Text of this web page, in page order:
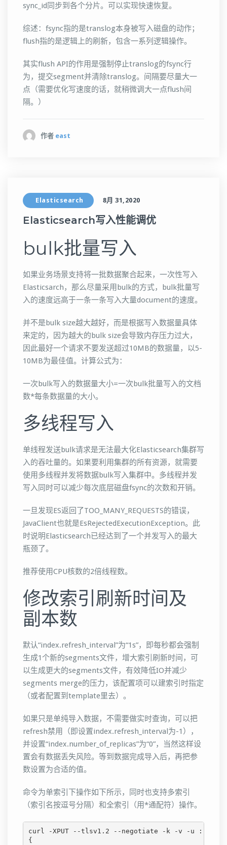
sync_id同步到各个分片。可以实现快速恢复。
综述：fsync指的是translog本身被写入磁盘的动作；
flush指的是逻辑上的刷新，包含一系列逻辑操作。
其实flush API的作用是强制停止translog的fsync行
为，提交segment并清除translog。间隔要尽量大一
点（需要优化写速度的话，就稍微调大一点flush间
隔。）
作者 east
Elasticsearch 8月 31,2020
Elasticsearch写入性能调优
bulk批量写入
如果业务场景支持将一批数据聚合起来，一次性写入
Elasticsarch，那么尽量采用bulk的方式，bulk批量写
入的速度远高于一条一条写入大量document的速度。
并不是bulk size越大越好，而是根据写入数据量具体
来定的，因为越大的bulk size会导致内存压力过大，
因此最好一个请求不要发送超过10MB的数据量，以5-
10MB为最佳值。计算公式为：
一次bulk写入的数据量大小=一次bulk批量写入的文档
数*每条数据量的大小。
多线程写入
单线程发送bulk请求是无法最大化Elasticsearch集群写
入的吞吐量的。如果要利用集群的所有资源，就需要
使用多线程并发将数据bulk写入集群中。多线程并发
写入同时可以减少每次底层磁盘fsync的次数和开销。
一旦发现ES返回了TOO_MANY_REQUESTS的错误，
JavaClient也就是EsRejectedExecutionException。此
时说明Elasticsearch已经达到了一个并发写入的最大
瓶颈了。
推荐使用CPU核数的2倍线程数。
修改索引刷新时间及
副本数
默认“index.refresh_interval”为“1s”，即每秒都会强制
生成1个新的segments文件，增大索引刷新时间，可
以生成更大的segments文件，有效降低IO并减少
segments merge的压力，该配置项可以建索引时指定
（或者配置到template里去）。
如果只是单纯导入数据，不需要做实时查询，可以把
refresh禁用（即设置index.refresh_interval为-1），
并设置“index.number_of_replicas”为“0”，当然这样设
置会有数据丢失风险。等到数据完成导入后，再把参
数设置为合适的值。
命令为单索引下操作如下所示，同时也支持多索引
（索引名按逗号分隔）和全索引（用*通配符）操作。
curl -XPUT --tlsv1.2 --negotiate -k -v -u :
{